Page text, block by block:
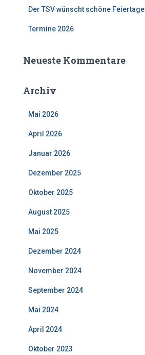
Der TSV wünscht schöne Feiertage
Termine 2026
Neueste Kommentare
Archiv
Mai 2026
April 2026
Januar 2026
Dezember 2025
Oktober 2025
August 2025
Mai 2025
Dezember 2024
November 2024
September 2024
Mai 2024
April 2024
Oktober 2023